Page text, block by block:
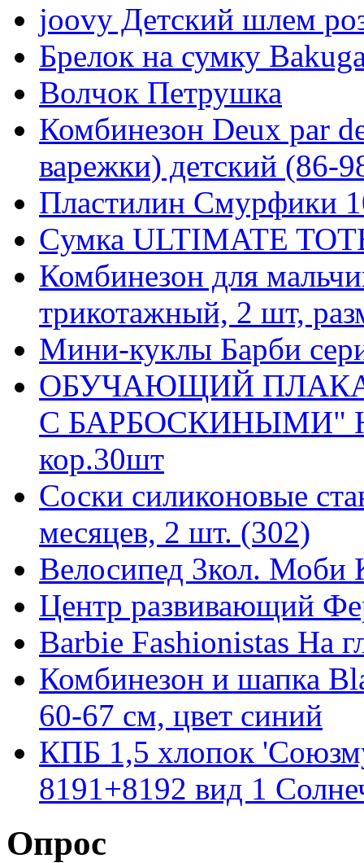
joovy Детский шлем
Брелок на сумку
Волчок Петрушка
Комбинезон Deux par
варежки) детский (86-
Пластилин Смурфики
Cумка ULTIMATE
Комбинезон для
трикотажный, 2 шт,
Мини-куклы Барби
ОБУЧАЮЩИЙ
С БАРБОСКИНЫМИ"
кор.30шт
Соски силиконовые
месяцев, 2 шт. (302)
Велосипед 3кол. Моби
Центр развивающий
Barbie Fashionistas На
Комбинезон и шапка
60-67 см, цвет синий
КПБ 1,5 хлопок
8191+8192 вид 1
Опрос